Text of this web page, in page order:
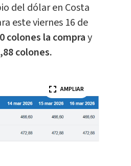
del dólar en Costa
este viernes 16 de
colones la compray
colones.
AMPLIAR